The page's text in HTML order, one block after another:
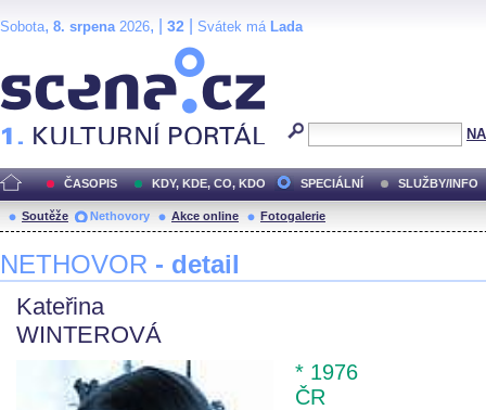
Sobota, 8. srpena2026, | 32 Svátek má Lada
ČASOPIS KDY, KDE, CO, KDO SPECIÁLNÍ SLUŽBY/INFO
Soutěže Nethovory Akce online Fotogalerie
NETHOVOR - detail
Kateřina
WINTEROVÁ
* 1976
ČR